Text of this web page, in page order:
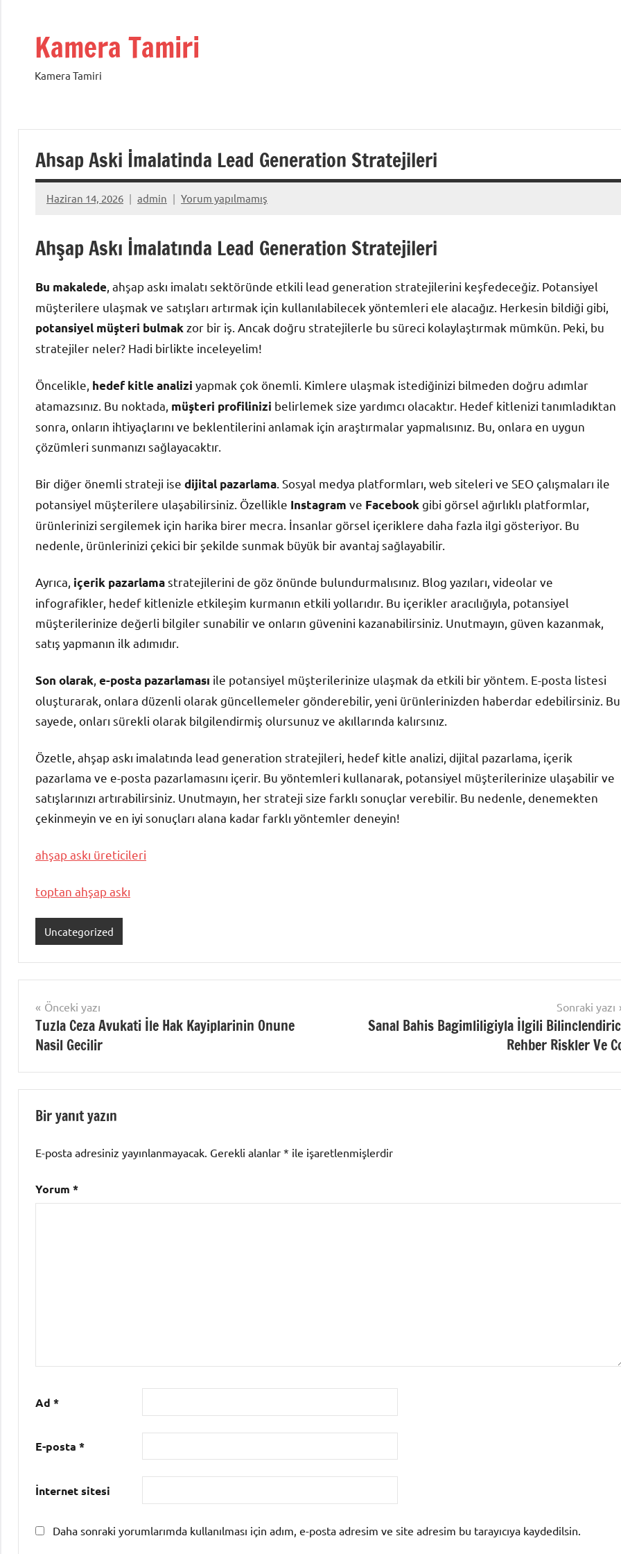
Kamera Tamiri
Kamera Tamiri
Ahsap Aski İmalatinda Lead Generation Stratejileri
Haziran 14, 2026 admin Yorum yapılmamış
Ahşap Askı İmalatında Lead Generation Stratejileri
Bu makalede , ahşap askı imalatı sektöründe etkili lead generation stratejilerini keşfedeceğiz. Potansiyel
müşterilere ulaşmak ve satışları artırmak için kullanılabilecek yöntemleri ele alacağız. Herkesin bildiği gibi,
potansiyel müşteri bulmakzor bir iş. Ancak doğru stratejilerle bu süreci kolaylaştırmak mümkün. Peki, bu
stratejiler neler? Hadi birlikte inceleyelim!
Öncelikle, hedef kitle analizi yapmak çok önemli. Kimlere ulaşmak istediğinizi bilmeden doğru adımlar
atamazsınız. Bu noktada, müşteri profilinizi belirlemek size yardımcı olacaktır. Hedef kitlenizi tanımladıktan
sonra, onların ihtiyaçlarını ve beklentilerini anlamak için araştırmalar yapmalısınız. Bu, onlara en uygun
çözümleri sunmanızı sağlayacaktır.
Bir diğer önemli strateji ise dijital pazarlama . Sosyal medya platformları, web siteleri ve SEO çalışmaları ile
potansiyel müşterilere ulaşabilirsiniz. Özellikle Instagram ve Facebookgibi görsel ağırlıklı platformlar,
ürünlerinizi sergilemek için harika birer mecra. İnsanlar görsel içeriklere daha fazla ilgi gösteriyor. Bu
nedenle, ürünlerinizi çekici bir şekilde sunmak büyük bir avantaj sağlayabilir.
Ayrıca, içerik pazarlamastratejilerini de göz önünde bulundurmalısınız. Blog yazıları, videolar ve
infografikler, hedef kitlenizle etkileşim kurmanın etkili yollarıdır. Bu içerikler aracılığıyla, potansiyel
müşterilerinize değerli bilgiler sunabilir ve onların güvenini kazanabilirsiniz. Unutmayın, güven kazanmak,
satış yapmanın ilk adımıdır.
Son olarak e-posta pazarlaması ile potansiyel müşterilerinize ulaşmak da etkili bir yöntem. E-posta listesi
oluşturarak, onlara düzenli olarak güncellemeler gönderebilir, yeni ürünlerinizden haberdar edebilirsiniz. Bu
sayede, onları sürekli olarak bilgilendirmiş olursunuz ve akıllarında kalırsınız.
Özetle, ahşap askı imalatında lead generation stratejileri, hedef kitle analizi, dijital pazarlama, içerik
pazarlama ve e-posta pazarlamasını içerir. Bu yöntemleri kullanarak, potansiyel müşterilerinize ulaşabilir ve
satışlarınızı artırabilirsiniz. Unutmayın, her strateji size farklı sonuçlar verebilir. Bu nedenle, denemekten
çekinmeyin ve en iyi sonuçları alana kadar farklı yöntemler deneyin!
ahşap askı üreticileri
toptan ahşap askı
Uncategorized
Yazı
gezinmesi
Önceki yazı
Tuzla Ceza Avukati İle Hak Kayiplarinin Onune
Nasil Gecilir
Sonraki yazı
Sanal Bahis Bagimliligiyla İlgili
Rehber Riskler Ve
Bir yanıt yazın
E-posta adresiniz yayınlanmayacak. Gerekli alanlar * ile işaretlenmişlerdir
Yorum *
Ad *
E-posta *
İnternet sitesi
Daha sonraki yorumlarımda kullanılması için adım, e-posta adresim ve site adresim bu tarayıcıya kaydedilsin.